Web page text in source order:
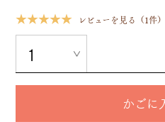
★★★★★ レビューを見る（1件）
かごに